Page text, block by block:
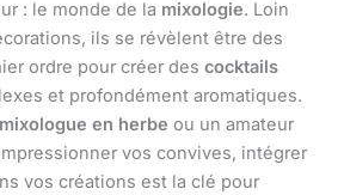
: le monde de la mixologie. Loin
ils se révèlent être des
ordre pour créer des cocktails
et profondément aromatiques.
mixologue en herbe ou un amateur
vos convives, intégrer
vos créations est la clé pour